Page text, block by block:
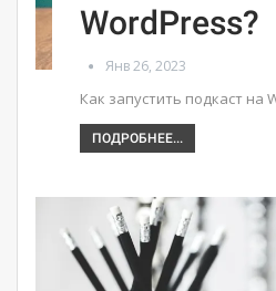
WordPress?
Янв 26, 2023
Как запустить подкаст на
ПОДРОБНЕЕ...